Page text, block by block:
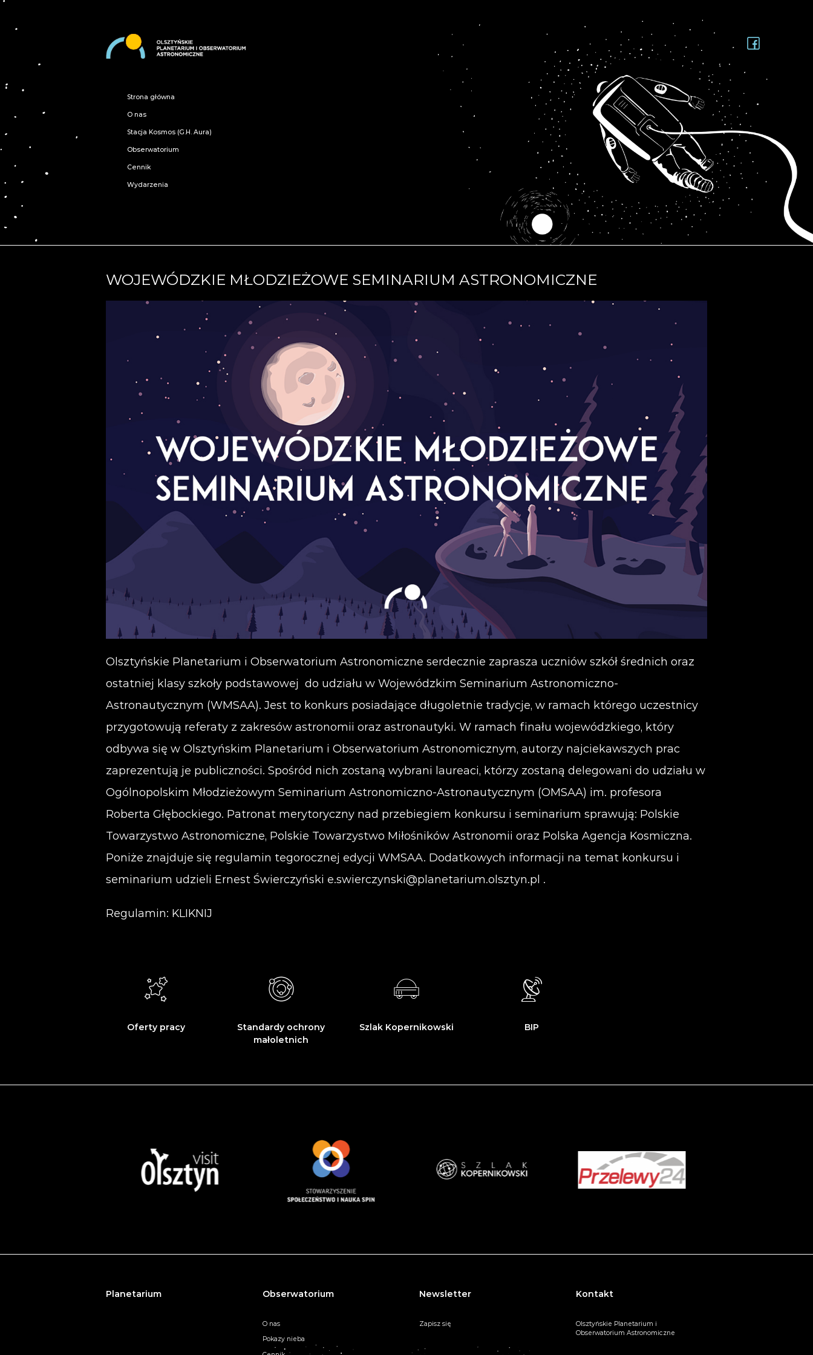
Strona główna
O nas
Stacja Kosmos (G.H. Aura)
Obserwatorium
Cennik
Wydarzenia
WOJEWÓDZKIE MŁODZIEŻOWE SEMINARIUM ASTRONOMICZNE
Olsztyńskie Planetarium i Obserwatorium Astronomiczne serdecznie zaprasza uczniów szkół średnich oraz
ostatniej klasy szkoły podstawowej do udziału w Wojewódzkim Seminarium Astronomiczno-
Astronautycznym (WMSAA). Jest to konkurs posiadające długoletnie tradycje, w ramach którego uczestnicy
przygotowują referaty z zakresów astronomii oraz astronautyki. W ramach finału wojewódzkiego, który
odbywa się w Olsztyńskim Planetarium i Obserwatorium Astronomicznym, autorzy najciekawszych prac
zaprezentują je publiczności. Spośród nich zostaną wybrani laureaci, którzy zostaną delegowani do udziału w
Ogólnopolskim Młodzieżowym Seminarium Astronomiczno-Astronautycznym (OMSAA) im. profesora
Roberta Głębockiego. Patronat merytoryczny nad przebiegiem konkursu i seminarium sprawują: Polskie
Towarzystwo Astronomiczne, Polskie Towarzystwo Miłośników Astronomii oraz Polska Agencja Kosmiczna.
Poniże znajduje się regulamin tegorocznej edycji WMSAA. Dodatkowych informacji na temat konkursu i
seminarium udzieli Ernest Świerczyński e.swierczynski@planetarium.olsztyn.pl .
Regulamin: KLIKNIJ
Oferty pracy
Standardy ochrony
małoletnich
Szlak Kopernikowski BIP
Planetarium Obserwatorium
O nas
Pokazy nieba
Newsletter
Zapisz się
Kontakt
Olsztyńskie Planetarium i
Obserwatorium Astronomiczne